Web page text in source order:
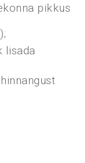
pikkus
lisada